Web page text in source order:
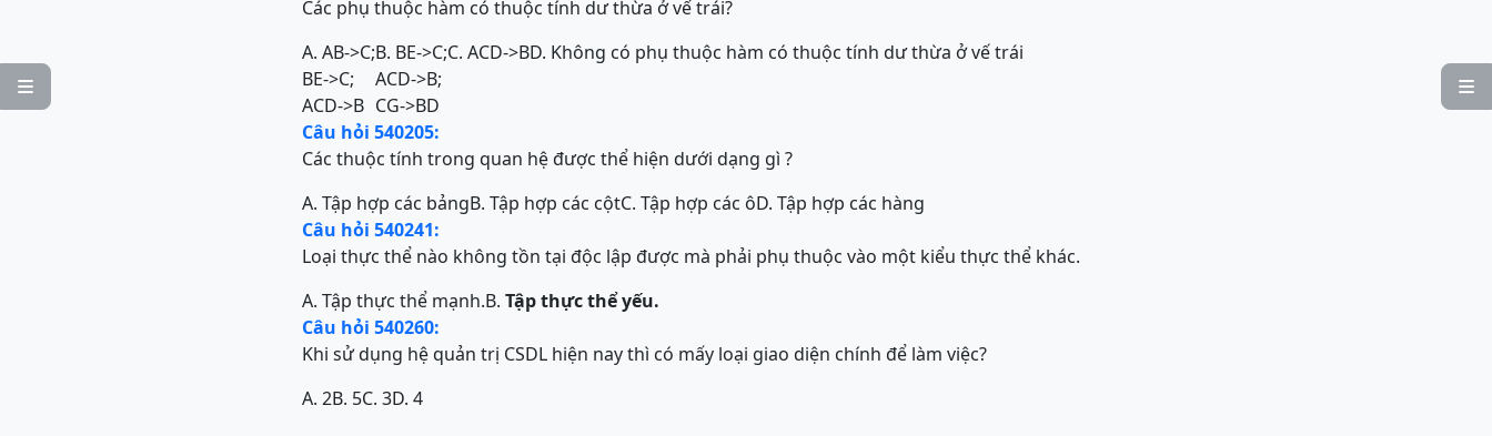


Các phụ thuộc hàm có thuộc tính dư thừa ở vế trái?
A. AB->C;
BE->C;
ACD->B
B. BE->C;
ACD->B;
CG->BD
C. ACD->BD. Không có phụ thuộc hàm có thuộc tính dư thừa ở vế trái
Câu hỏi 540205:
Các thuộc tính trong quan hệ được thể hiện dưới dạng gì ?
A. Tập hợp các bảngB. Tập hợp các cộtC. Tập hợp các ôD. Tập hợp các hàng
Câu hỏi 540241:
Loại thực thể nào không tồn tại độc lập được mà phải phụ thuộc vào một kiểu thực thể khác.
A. Tập thực thể mạnh.B. Tập thực thể yếu.
Câu hỏi 540260:
Khi sử dụng hệ quản trị CSDL hiện nay thì có mấy loại giao diện chính để làm việc?
A. 2B. 5C. 3D. 4